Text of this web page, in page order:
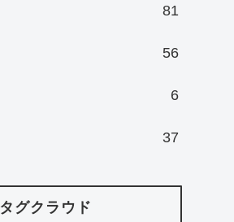
81
56
6
37
タグクラウド